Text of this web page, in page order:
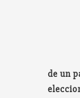
de un